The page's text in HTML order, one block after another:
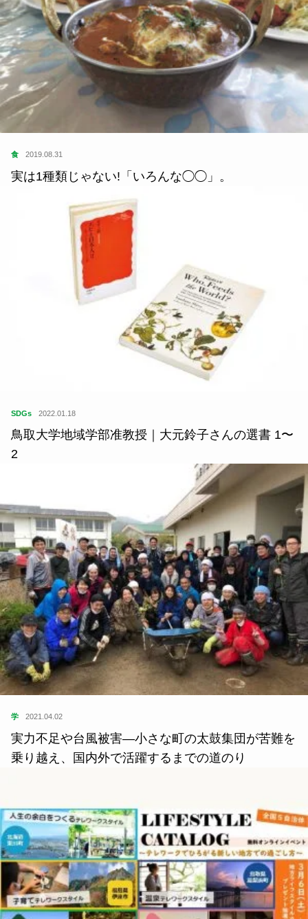
食 2019.08.31
実は1種類じゃない!「いろんな◯◯」。
SDGs 2022.01.18
鳥取大学地域学部准教授｜大元鈴子さんの選書 1〜
2
学 2021.04.02
実力不足や台風被害―小さな町の太鼓集団が苦難を
乗り越え、国内外で活躍するまでの道のり